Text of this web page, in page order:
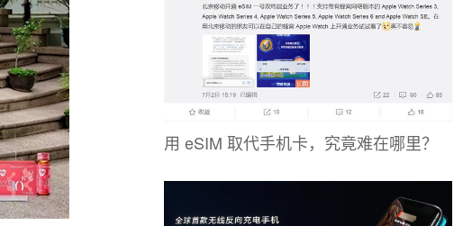
用 eSIM 取代手机卡，究竟难在哪里？